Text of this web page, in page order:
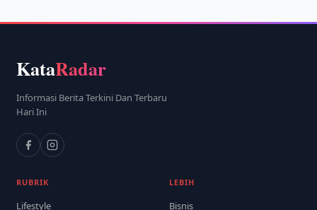
KataRadar
Informasi Berita Terkini Dan Terbaru
Hari Ini
RUBRIK
Lifestyle
LEBIH
Bisnis